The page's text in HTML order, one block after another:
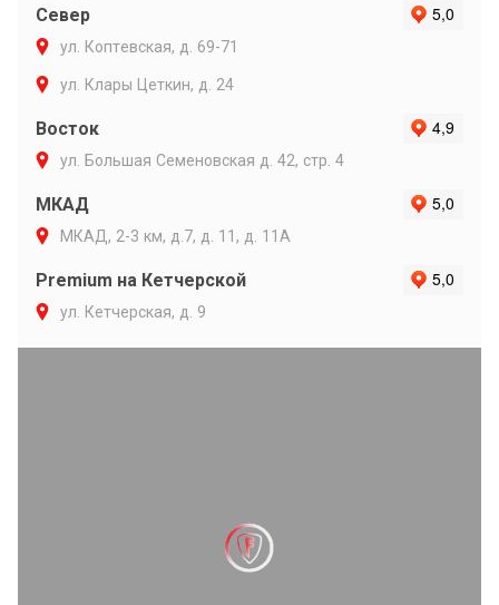
Север
ул. Коптевская, д. 69-71
ул. Клары Цеткин, д. 24
Восток
ул. Большая Семеновская д. 42, стр. 4
МКАД
МКАД, 2-3 км, д.7, д. 11, д. 11А
Premium на Кетчерской
ул. Кетчерская, д. 9